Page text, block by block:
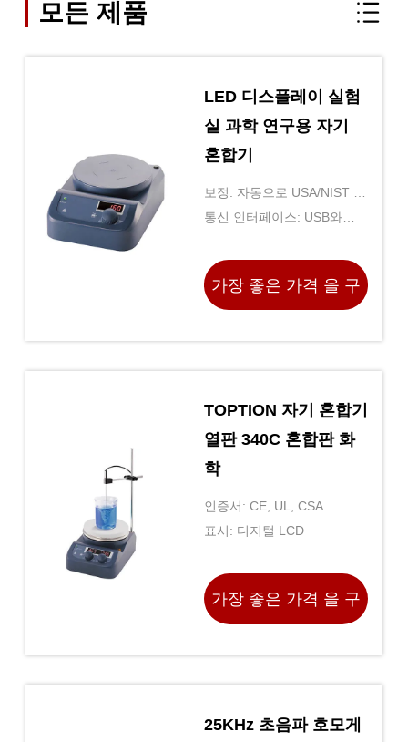
모든 제품
LED 디스플레이 실험
실 과학 연구용 자기
혼합기
보정: 자동으로 USA/NIST 및
DIN 버퍼를 인식하는 최대 5
통신 인터페이스: USB와
가장 좋은 가격 을 구
TOPTION 자기 혼합기
열판 340C 혼합판 화
학
인증서: CE, UL, CSA
표시: 디지털 LCD
가장 좋은 가격 을 구
25KHz 초음파 호모게